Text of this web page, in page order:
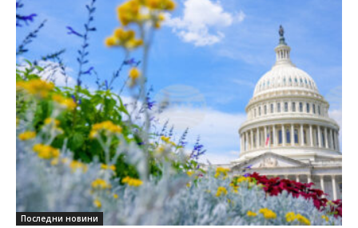
Последни новини